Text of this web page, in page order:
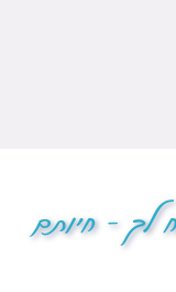
לך – חיותם